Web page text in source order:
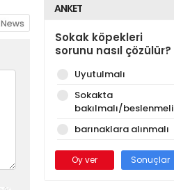
ANKET
Sokak köpekleri
sorunu nasıl çözülür?
Uyutulmalı
Sokakta
bakılmalı/beslenmeli
barınaklara alınmalı
Oy ver Sonuçlar